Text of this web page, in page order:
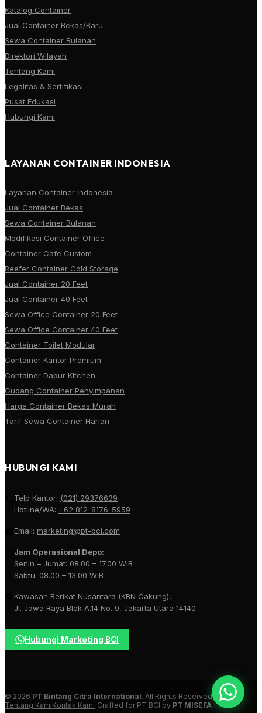
Katalog Container
Jual Container Bekas/Baru
Sewa Container Bulanan
Direktori Wilayah
Tentang Kami
Legalitas & Sertifikasi
Pusat Edukasi
Hubungi Kami
LAYANAN CONTAINER INDONESIA
Layanan Container Indonesia
Jual Container Bekas
Sewa Container Bulanan
Modifikasi Container Office
Container Cafe Custom
Reefer Container Cold Storage
Jual Container 20 Feet
Jual Container 40 Feet
Sewa Office Container 20 Feet
Sewa Office Container 40 Feet
Container Toilet Modular
Container Kantor Premium
Container Dapur Kitchen
Gudang Container Penyimpanan
Harga Container Bekas Murah
Tarif Sewa Container Harian
HUBUNGI KAMI
Telp Kantor: (021) 29376639
Hotline/WA: +62 812-8176-5959
Email: marketing@pt-bci.com
Jam Operasional Depo:
Senin – Jumat: 08.00 – 17.00 WIB
Sabtu: 08.00 – 13.00 WIB
Kawasan Berikat Nusantara (KBN Cakung),
Jl. Jawa Raya Blok A.14 No. 9, Jakarta Utara 14140
Hubungi Marketing BCI
© 2026 PT Bintang Citra International. All Rights Reserved.
Tentang KamiKontak Kami Crafted for PT BCI by PT MISEFA